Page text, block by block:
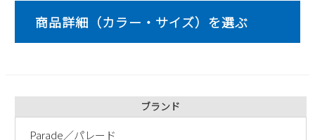
23
24 25 26 27 28
30
31
日 月 火 水 木 金
土
2
6
7
ブランド
Parade／パレード